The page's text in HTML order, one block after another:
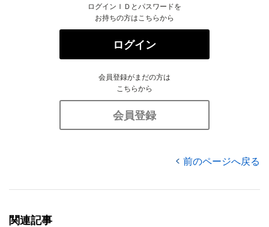
ログインＩＤとパスワードを
お持ちの方はこちらから
ログイン
会員登録がまだの方は
こちらから
会員登録
前のページへ戻る
関連記事